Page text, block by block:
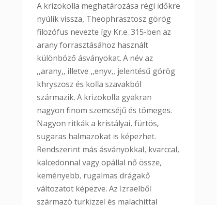
A krizokolla meghatározása régi időkre
nyúlik vissza, Theophrasztosz görög
filozófus nevezte így Kr.e. 315-ben az
arany forrasztásához használt
különböző ásványokat. A név az
,,arany,, illetve ,,enyv,, jelentésű görög
khryszosz és kolla szavakból
származik. A krizokolla gyakran
nagyon finom szemcséjű és tömeges.
Nagyon ritkák a kristályai, fürtös,
sugaras halmazokat is képezhet.
Rendszerint más ásványokkal, kvarccal,
kalcedonnal vagy opállal nő össze,
keményebb, rugalmas drágakő
változatot képezve. Az Izraelből
származó türkizzel és malachittal